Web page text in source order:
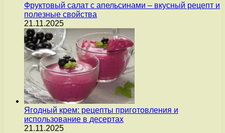
Фруктовый салат с апельсинами – вкусный рецепт и
полезные свойства
21.11.2025
Ягодный крем: рецепты приготовления и
использование в десертах
21.11.2025